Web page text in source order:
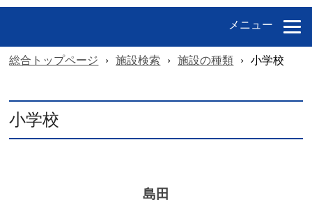
メニュー
総合トップページ › 施設検索 › 施設の種類 › 小学校
小学校
島田